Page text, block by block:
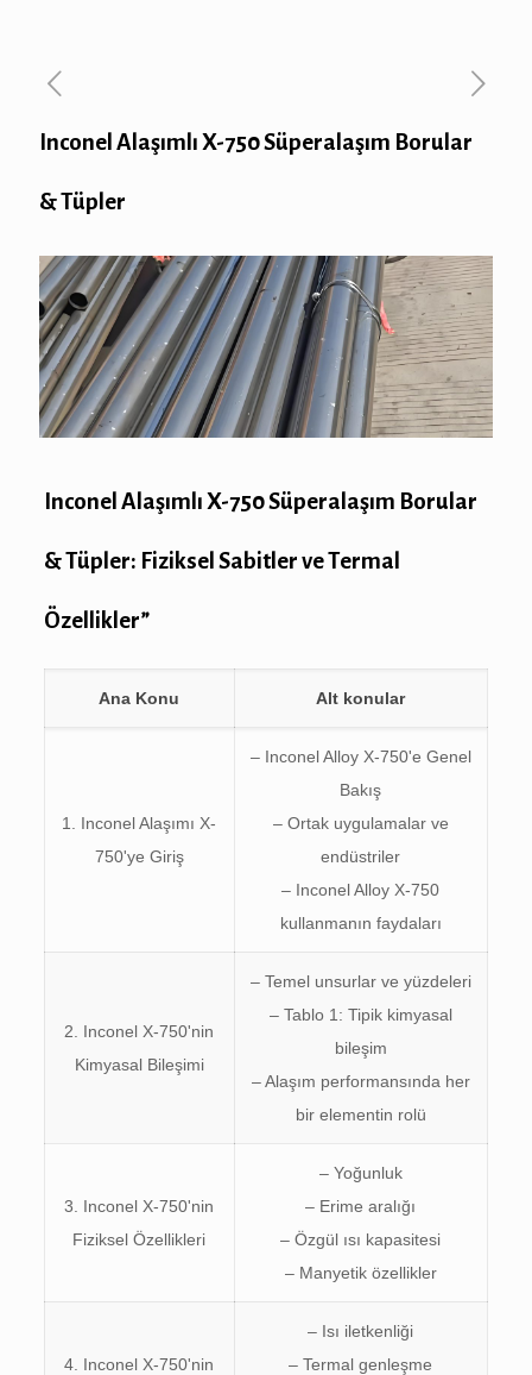
Inconel Alaşımlı X-750 Süperalaşım Borular
& Tüpler
Inconel Alaşımlı X-750 Süperalaşım Borular
& Tüpler: Fiziksel Sabitler ve Termal
Özellikler”
Ana Konu Alt konular
1. Inconel Alaşımı X-
750'ye Giriş
– Inconel Alloy X-750'e Genel
Bakış
– Ortak uygulamalar ve
endüstriler
– Inconel Alloy X-750
kullanmanın faydaları
2. Inconel X-750'nin
Kimyasal Bileşimi
– Temel unsurlar ve yüzdeleri
– Tablo 1: Tipik kimyasal
bileşim
– Alaşım performansında her
bir elementin rolü
3. Inconel X-750'nin
Fiziksel Özellikleri
– Yoğunluk
– Erime aralığı
– Özgül ısı kapasitesi
– Manyetik özellikler
4. Inconel X-750'nin
– Isı iletkenliği
– Termal genleşme